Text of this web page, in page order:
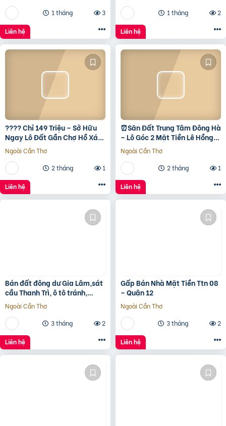
1 tháng
3
Liên hệ
1 tháng
2
Liên hệ
???? Chỉ 149 Triệu – Sở Hữu
Ngay Lô Đất Gần Chợ Hồ Xá,
Cơ Hội Đầu Tư Giá Rẻ Hiếm
Có! ???? Vị trí:
Ngoài Cần Thơ
2 tháng
1
Liên hệ
⏰️Săn Đất Trung Tâm Đông Hà
– Lô Góc 2 Mặt Tiền Lê Hồng
Phong, Giá Chỉ 1 Tỷ 5Xx ????
Ngoài Cần Thơ
2 tháng
1
Liên hệ
Bán đất đông dư Gia Lâm,sát
cầu Thanh Trì, ô tô tránh,
60m, MT4m, 7 tỷ
Ngoài Cần Thơ
3 tháng
2
Liên hệ
Gấp Bán Nhà Mặt Tiền Ttn 08
– Quận 12
Ngoài Cần Thơ
3 tháng
2
Liên hệ